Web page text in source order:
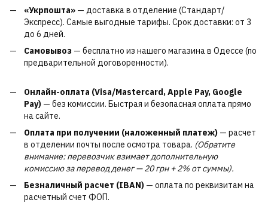
«Укрпошта» — доставка в отделение (Стандарт/
Экспресс). Самые выгодные тарифы. Срок доставки: от 3
до 6 дней.
Самовывоз — бесплатно из нашего магазина в Одессе (по
предварительной договоренности).
Онлайн-оплата (Visa/Mastercard, Apple Pay, Google
Pay) — без комиссии. Быстрая и безопасная оплата прямо
на сайте.
Оплата при получении (наложенный платеж) — расчет
в отделении почты после осмотра товара. (Обратите
внимание: перевозчик взимает дополнительную
комиссию за перевод денег — 20 грн + 2% от суммы).
Безналичный расчет (IBAN) — оплата по реквизитам на
расчетный счет ФОП.